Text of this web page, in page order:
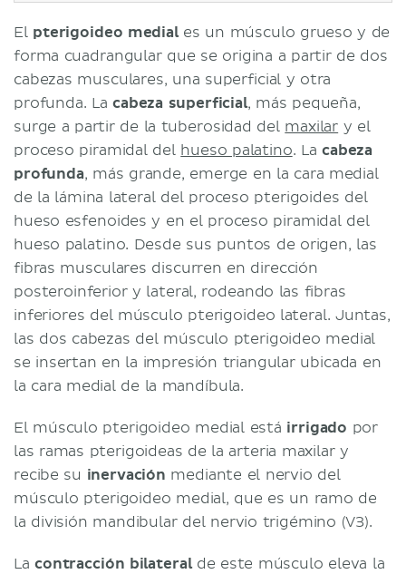
El pterigoideo mediales un músculo grueso y de
forma cuadrangular que se origina a partir de dos
cabezas musculares, una superficial y otra
profunda. Lacabeza superficial, más pequeña,
surge a partir de la tuberosidad del maxilar y el
proceso piramidal del hueso palatino. Lacabeza
profunda, más grande, emerge en la cara medial
de la lámina lateral del proceso pterigoides del
hueso esfenoides y en el proceso piramidal del
hueso palatino. Desde sus puntos de origen, las
fibras musculares discurren en dirección
posteroinferior y lateral, rodeando las fibras
inferiores del músculo pterigoideo lateral. Juntas,
las dos cabezas del músculo pterigoideo medial
se insertan en la impresión triangular ubicada en
la cara medial de la mandíbula.
El músculo pterigoideo medial está irrigado por
las ramas pterigoideas de la arteria maxilar y
recibe su inervación mediante el nervio del
músculo pterigoideo medial, que es un ramo de
la división mandibular del nervio trigémino (V3).
Lacontracción bilateralde este músculo eleva la